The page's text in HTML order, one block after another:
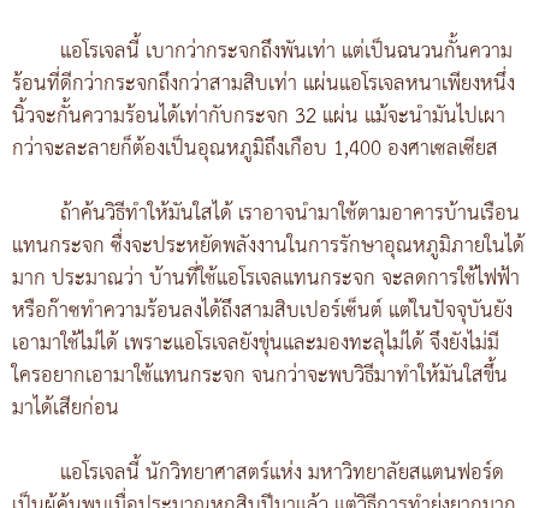
แอโรเจลนี้ เบากว่ากระจกถึงพันเท่า แต่เป็นฉนวนกั้นความ
ร้อนที่ดีกว่ากระจกถึงกว่าสามสิบเท่า แผ่นแอโรเจลหนาเพียงหนึ่ง
นิ้วจะกั้นความร้อนได้เท่ากับกระจก 32 แผ่น แม้จะนำมันไปเผา
กว่าจะละลายก็ต้องเป็นอุณหภูมิถึงเกือบ 1,400 องศาเซลเซียส
ถ้าค้นวิธีทำให้มันใสได้ เราอาจนำมาใช้ตามอาคารบ้านเรือน
แทนกระจก ซื่งจะประหยัดพลังงานในการรักษาอุณหภูมิภายในได้
มาก ประมาณว่า บ้านที่ใช้แอโรเจลแทนกระจก จะลดการใช้ไฟฟ้า
หรือก๊าซทำความร้อนลงได้ถึงสามสิบเปอร์เซ็นต์ แต่ในปัจจุบันยัง
เอามาใช้ไม่ได้ เพราะแอโรเจลยังขุ่นและมองทะลุไม่ได้ จึงยังไม่มี
ใครอยากเอามาใช้แทนกระจก จนกว่าจะพบวิธีมาทำให้มันใสขึ้น
มาได้เสียก่อน
แอโรเจลนี้ นักวิทยาศาสตร์แห่ง มหาวิทยาลัยสแตนฟอร์ด